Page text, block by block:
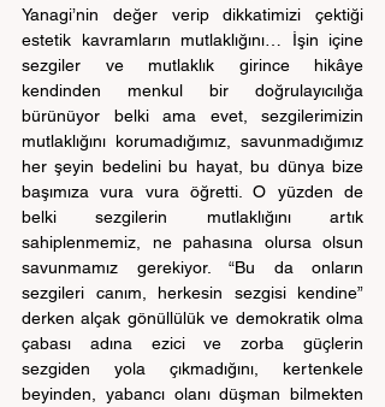
Yanagi’nin değer verip dikkatimizi çektiği
estetik kavramların mutlaklığını… İşin içine
sezgiler ve mutlaklık girince hikâye
kendinden menkul bir doğrulayıcılığa
bürünüyor belki ama evet, sezgilerimizin
mutlaklığını korumadığımız, savunmadığımız
her şeyin bedelini bu hayat, bu dünya bize
başımıza vura vura öğretti. O yüzden de
belki sezgilerin mutlaklığını artık
sahiplenmemiz, ne pahasına olursa olsun
savunmamız gerekiyor. “Bu da onların
sezgileri canım, herkesin sezgisi kendine”
derken alçak gönüllülük ve demokratik olma
çabası adına ezici ve zorba güçlerin
sezgiden yola çıkmadığını, kertenkele
beyinden, yabancı olanı düşman bilmekten